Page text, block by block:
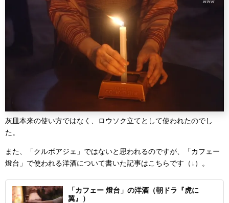
灰皿本来の使い方ではなく、ロウソク立てとして使われたのでし
た。
また、「クルボアジェ」ではないと思われるのですが、「カフェー
燈台」で使われる洋酒について書いた記事はこちらです（↓）。
「カフェー 燈台」の洋酒（朝ドラ『虎に
翼』）